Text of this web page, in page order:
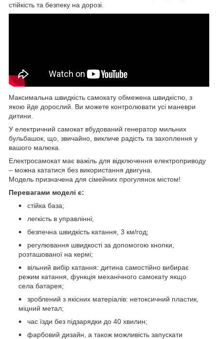
стійкість та безпеку на дорозі.
Максимальна швидкість самокату обмежена швидкістю, з
якою йде дорослий. Ви можете контролювати усі маневри
дитини.
У електричний самокат вбудований генератор мильних
бульбашок, що, звичайно, викличе радість та захоплення у
вашого малюка.
Електросамокат має важіль для відключення електроприводу
– можна кататися без використання двигуна.
Модель призначена для сімейних прогулянок містом!
Перевагами моделі є:
стійка база;
легкість в управлінні;
безпечна швидкість катання, 3 км/год;
регулювання швидкості за допомогою кнопки,
розташованої на кермі;
вільний вибір катання: дитина самостійно вибирає
режим катання, функція механічного самокату якщо
села батарея;
зроблений з якісних матеріалів: нетоксичний пластик,
міцний метал;
час їзди без підзарядки до 40 хвилин;
фарбовий дизайн, а також можливість запускати